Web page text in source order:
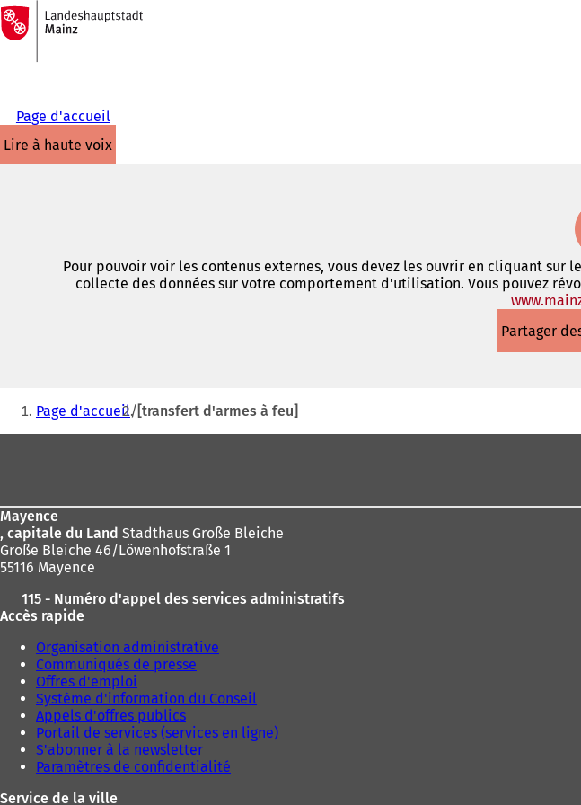
Accéder au contenu
Vers
la
page
d'accueil
Page d'accueil
lire à haute voix
Pour pouvoir voir les contenus externes, vous devez les ouvrir en cliquant sur
collecte des données sur votre comportement d'utilisation. Vous pouvez
Partager
Vous
êtes
Page d'accueil [transfert d'armes à feu]
Mayence
, capitale du Land Stadthaus Große Bleiche
Große Bleiche 46/Löwenhofstraße 1
55116 Mayence
115 - Numéro d'appel des services administratifs
Accès rapide
Organisation administrative
Communiqués de presse
Offres d'emploi
Système d'information du Conseil
Appels d'offres publics
Portail de services (services en ligne)
S'abonner à la newsletter
Paramètres de confidentialité
Service de la ville